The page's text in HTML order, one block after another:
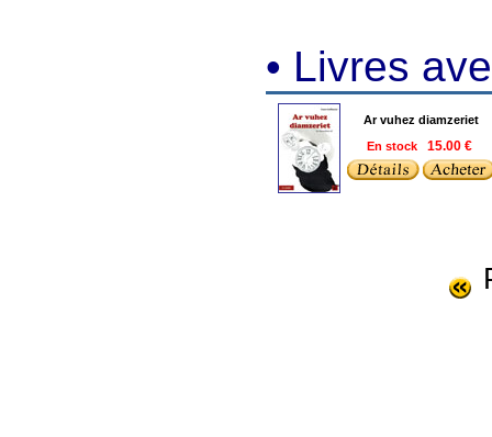
• Livres
Ar vuhez diamzeriet
En stock
15.00 €